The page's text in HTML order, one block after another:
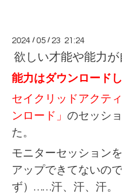
2024 /05 / 23 21:24
欲しい才能や能力が
能力はダウンロード
セイクリッドアクテ
ンロード」 のセッシ
た。
モニターセッション
アップできてないの
ず）……汗、汗、汗。